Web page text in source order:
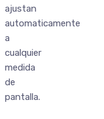
ajustan
automaticamente
a
cualquier
medida
de
pantalla.